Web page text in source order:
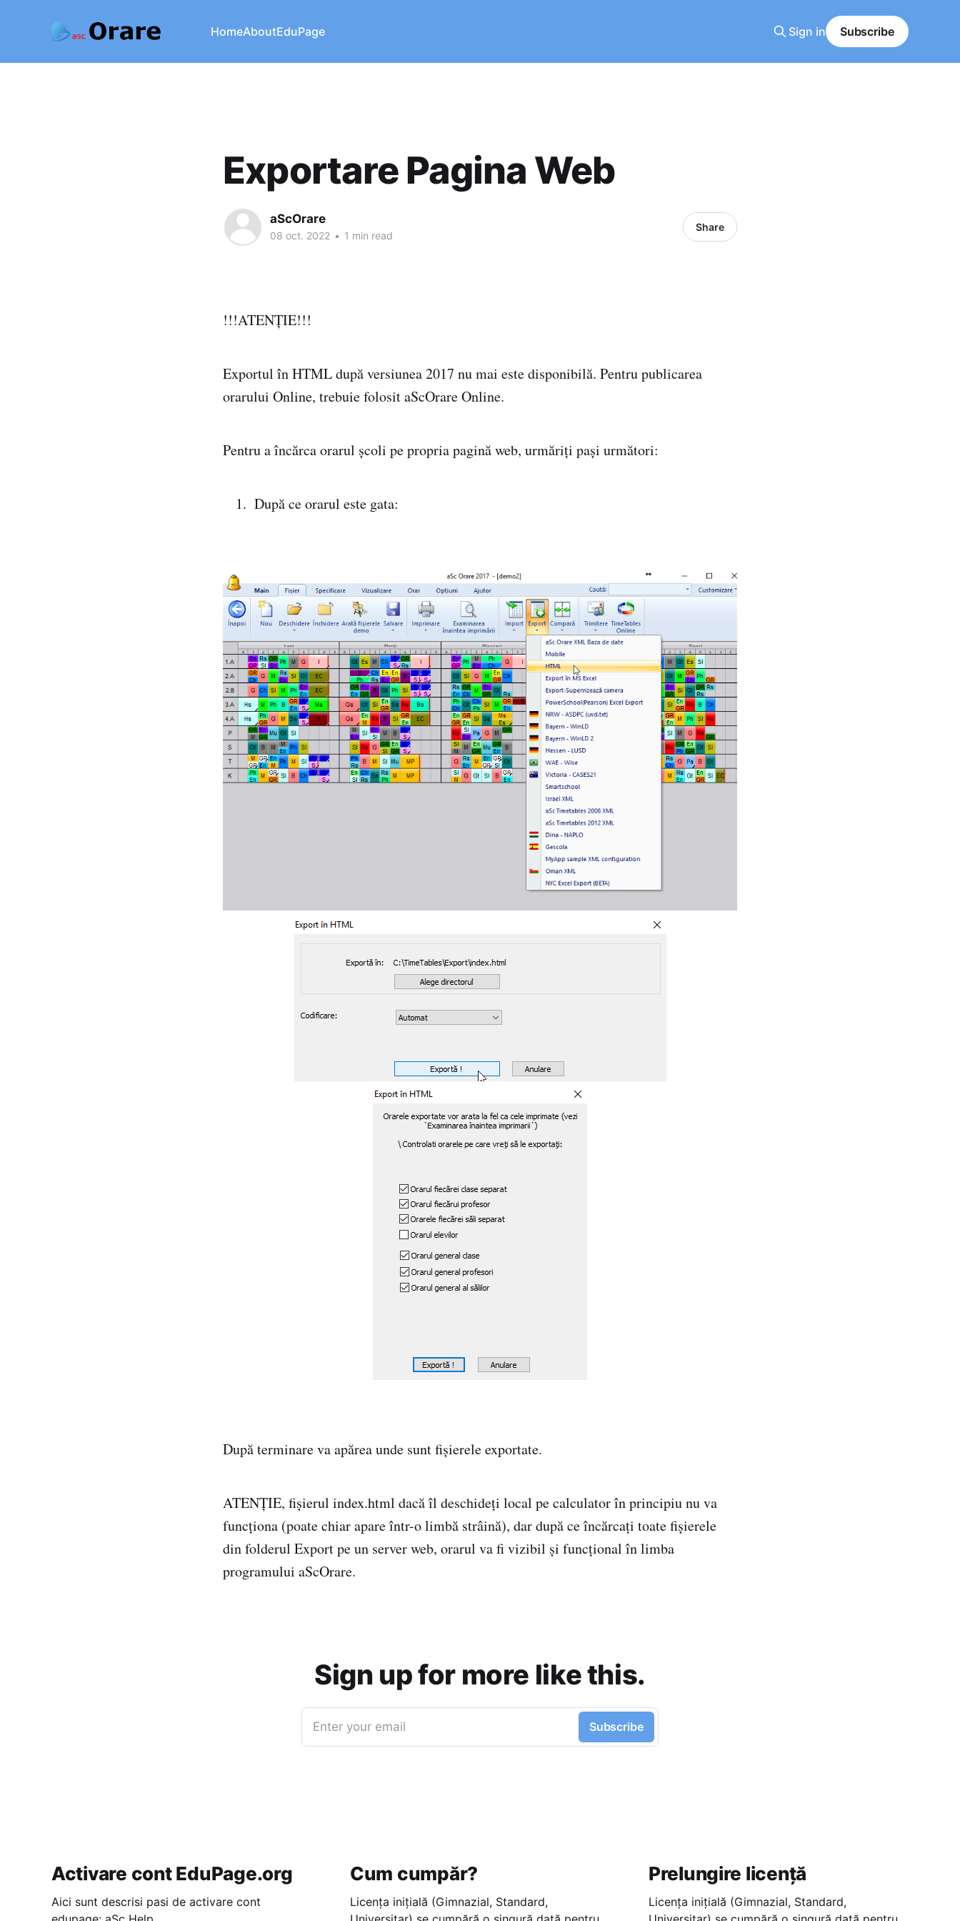
HomeAboutEduPage Sign in Subscribe
Exportare Pagina Web
aScOrare
08 oct. 2022 • 1 min read
Share
!!!ATENȚIE!!!
Exportul în HTML după versiunea 2017 nu mai este disponibilă. Pentru publicarea
orarului Online, trebuie folosit aScOrare Online.
Pentru a încărca orarul școli pe propria pagină web, urmăriți pași următori:
După ce orarul este gata:
După terminare va apărea unde sunt fișierele exportate.
ATENȚIE, fișierul index.html dacă îl deschideți local pe calculator în principiu nu va
funcționa (poate chiar apare într-o limbă strâină), dar după ce încărcați toate fișierele
din folderul Export pe un server web, orarul va fi vizibil și funcțional în limba
programului aScOrare.
Sign up for more like this.
Enter your email Subscribe
Activare cont EduPage.org
Aici sunt descrisi pasi de activare cont
Cum cumpăr?
Licența inițială (Gimnazial, Standard,
Prelungire licență
Licența inițială (Gimnazial, Standard,